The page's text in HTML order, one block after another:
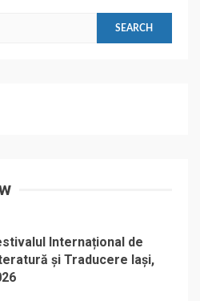
Internațional de
și Traducere Iași,